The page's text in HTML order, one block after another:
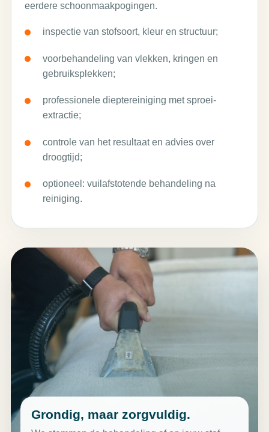
eerdere schoonmaakpogingen.
inspectie van stofsoort, kleur en structuur;
voorbehandeling van vlekken, kringen en
gebruiksplekken;
professionele dieptereiniging met sproei-
extractie;
controle van het resultaat en advies over
droogtijd;
optioneel: vuilafstotende behandeling na
reiniging.
Grondig, maar zorgvuldig.